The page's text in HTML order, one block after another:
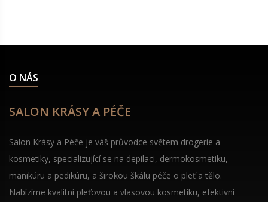
O NÁS
SALON KRÁSY A PÉČE
Salon Krásy a Péče je váš průvodce světem drogerie a
kosmetiky, specializující se na depilaci, dermokosmetiku,
manikúru a pedikúru, a širokou škálu péče o pleť a tělo.
Nabízíme kvalitní pleťovou a vlasovou kosmetiku, efektivní